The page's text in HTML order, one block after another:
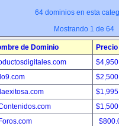
64 dominios en esta
Mostrando 1 de 64
de Dominio
Precio